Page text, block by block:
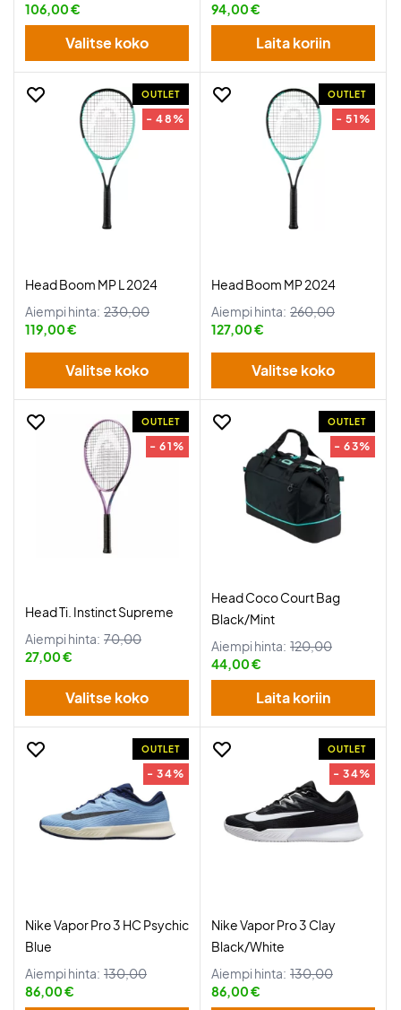
106,00 €
Valitse koko
94,00 €
Laita koriin
OUTLET
- 48%
Head Boom MP L 2024
Aiempi hinta: 230,00
119,00 €
Valitse koko
OUTLET
- 51%
Head Boom MP 2024
Aiempi hinta: 260,00
127,00 €
Valitse koko
OUTLET
- 61%
Head Ti. Instinct Supreme
Aiempi hinta: 70,00
27,00 €
Valitse koko
OUTLET
- 63%
Head Coco Court Bag
Black/Mint
Aiempi hinta: 120,00
44,00 €
Laita koriin
OUTLET
- 34%
Nike Vapor Pro 3 HC Psychic
Blue
Aiempi hinta: 130,00
86,00 €
OUTLET
- 34%
Nike Vapor Pro 3 Clay
Black/White
Aiempi hinta: 130,00
86,00 €